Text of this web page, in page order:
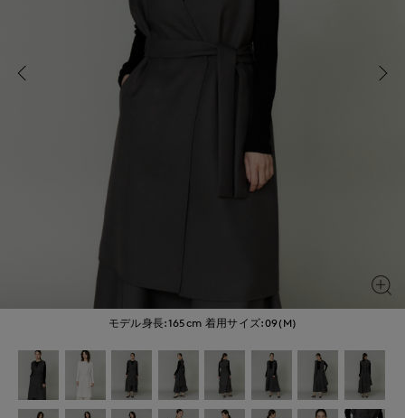
モデル身長:165cm 着用サイズ:09(M)